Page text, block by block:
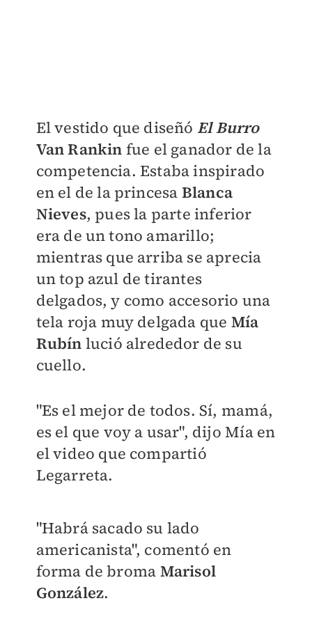
El vestido que diseñó El Burro
Van Rankin fue el ganador de la
competencia. Estaba inspirado
en el de la princesa Blanca
Nieves, pues la parte inferior
era de un tono amarillo;
mientras que arriba se aprecia
un top azul de tirantes
delgados, y como accesorio una
tela roja muy delgada que Mía
Rubín lució alrededor de su
cuello.
"Es el mejor de todos. Sí, mamá,
es el que voy a usar", dijo Mía en
el video que compartió
Legarreta.
"Habrá sacado su lado
americanista", comentó en
forma de broma Marisol
González.